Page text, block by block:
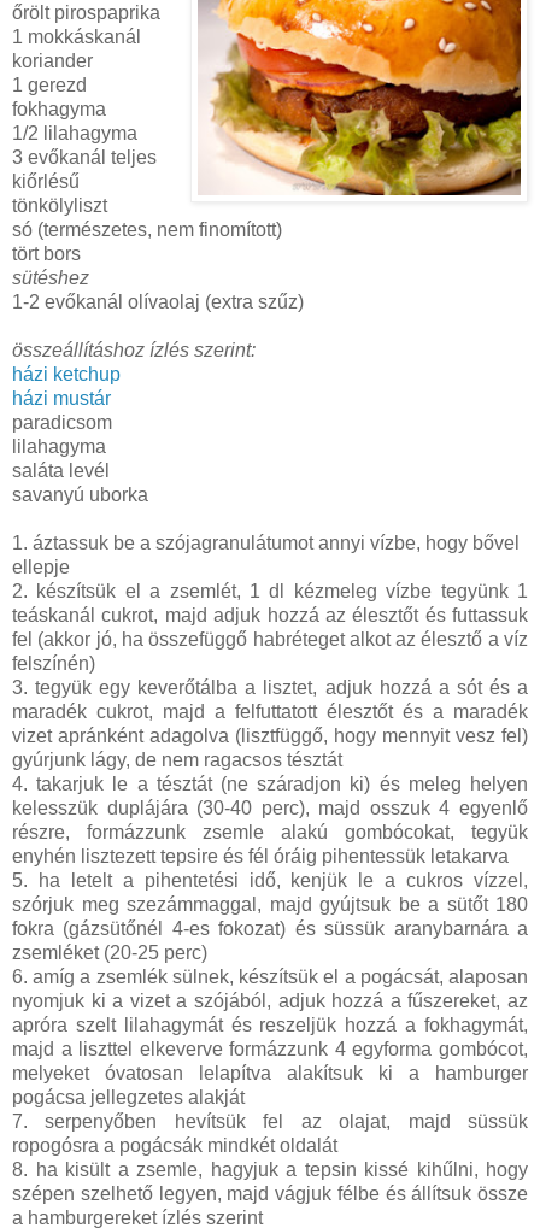
őrölt pirospaprika
1 mokkáskanál
koriander
1 gerezd
fokhagyma
1/2 lilahagyma
3 evőkanál teljes
kiőrlésű
tönkölyliszt
só (természetes, nem finomított)
tört bors
sütéshez
1-2 evőkanál olívaolaj (extra szűz)
összeállításhoz ízlés szerint:
házi ketchup
házi mustár
paradicsom
lilahagyma
saláta levél
savanyú uborka
1. áztassuk be a szójagranulátumot annyi vízbe, hogy bővel
ellepje
2. készítsük el a zsemlét, 1 dl kézmeleg vízbe tegyünk 1
teáskanál cukrot, majd adjuk hozzá az élesztőt és futtassuk
fel (akkor jó, ha összefüggő habréteget alkot az élesztő a víz
felszínén)
3. tegyük egy keverőtálba a lisztet, adjuk hozzá a sót és a
maradék cukrot, majd a felfuttatott élesztőt és a maradék
vizet apránként adagolva (lisztfüggő, hogy mennyit vesz fel)
gyúrjunk lágy, de nem ragacsos tésztát
4. takarjuk le a tésztát (ne száradjon ki) és meleg helyen
kelesszük duplájára (30-40 perc), majd osszuk 4 egyenlő
részre, formázzunk zsemle alakú gombócokat, tegyük
enyhén lisztezett tepsire és fél óráig pihentessük letakarva
5. ha letelt a pihentetési idő, kenjük le a cukros vízzel,
szórjuk meg szezámmaggal, majd gyújtsuk be a sütőt 180
fokra (gázsütőnél 4-es fokozat) és süssük aranybarnára a
zsemléket (20-25 perc)
6. amíg a zsemlék sülnek, készítsük el a pogácsát, alaposan
nyomjuk ki a vizet a szójából, adjuk hozzá a fűszereket, az
apróra szelt lilahagymát és reszeljük hozzá a fokhagymát,
majd a liszttel elkeverve formázzunk 4 egyforma gombócot,
melyeket óvatosan lelapítva alakítsuk ki a hamburger
pogácsa jellegzetes alakját
7. serpenyőben hevítsük fel az olajat, majd süssük
ropogósra a pogácsák mindkét oldalát
8. ha kisült a zsemle, hagyjuk a tepsin kissé kihűlni, hogy
szépen szelhető legyen, majd vágjuk félbe és állítsuk össze
a hamburgereket ízlés szerint